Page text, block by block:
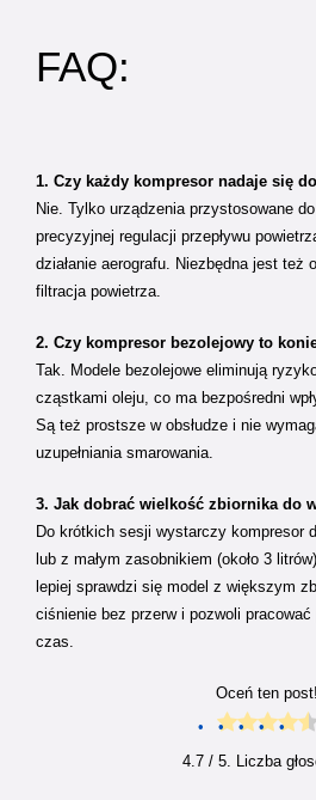
FAQ:
1. Czy każdy kompresor nadaje się
Nie. Tylko urządzenia przystosowane
precyzyjnej regulacji przepływu
działanie aerografu. Niezbędna jest też
filtracja powietrza.
2. Czy kompresor bezolejowy to
Tak. Modele bezolejowe eliminują
cząstkami oleju, co ma bezpośredni
Są też prostsze w obsłudze i nie
uzupełniania smarowania.
3. Jak dobrać wielkość zbiornika do
Do krótkich sesji wystarczy kompresor
lub z małym zasobnikiem (około 3
lepiej sprawdzi się model z większym
ciśnienie bez przerw i pozwoli pracować
czas.
Oceń ten post!
4.7 / 5. Liczba